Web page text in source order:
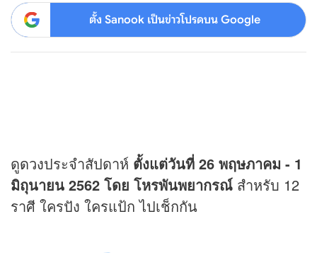
ตั้ง Sanook เป็นข่าวโปรดบน Google
ดูดวงประจำสัปดาห์ ตั้งแต่วันที่ 26 พฤษภาคม - 1
มิถุนายน 2562 โดย โหรพันพยากรณ์ สำหรับ 12
ราศี ใครปัง ใครแป้ก ไปเช็กกัน